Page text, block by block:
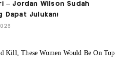
– Jordan Wilson Sudah
Dapat Julukan!